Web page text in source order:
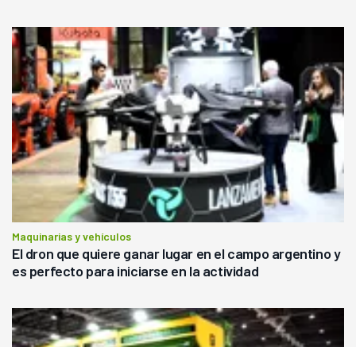
Maquinarias y vehículos
El dron que quiere ganar lugar en el campo argentino y
es perfecto para iniciarse en la actividad